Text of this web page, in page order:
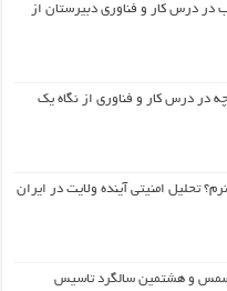
درس کار و فناوری دبیرستان از
در درس کار و فناوری از نگاه یک
تحلیل امنیتی آینده ولایت در ایران
و هشتمین سالگرد تاسیس